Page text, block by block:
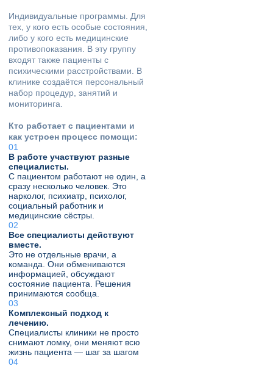
Индивидуальные программы. Для
тех, у кого есть особые состояния,
либо у кого есть медицинские
противопоказания. В эту группу
входят также пациенты с
психическими расстройствами. В
клинике создаётся персональный
набор процедур, занятий и
мониторинга.
Кто работает с пациентами и
как устроен процесс помощи:
В работе участвуют разные
специалисты.
С пациентом работают не один, а
сразу несколько человек. Это
нарколог, психиатр, психолог,
социальный работник и
медицинские сёстры.
Все специалисты действуют
вместе.
Это не отдельные врачи, а
команда. Они обмениваются
информацией, обсуждают
состояние пациента. Решения
принимаются сообща.
Комплексный подход к
лечению.
Специалисты клиники не просто
снимают ломку, они меняют всю
жизнь пациента — шаг за шагом